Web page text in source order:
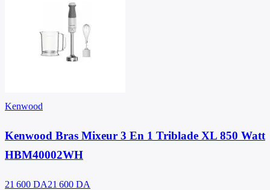
Kenwood
Kenwood Bras Mixeur 3 En 1 Triblade XL 850 Watt
HBM40002WH
21 600 DA21 600 DA